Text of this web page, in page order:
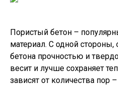
Пористый бетон –
материал. С одной стороны,
бетона прочностью и
весит и лучше сохраняет
зависят от количества пор